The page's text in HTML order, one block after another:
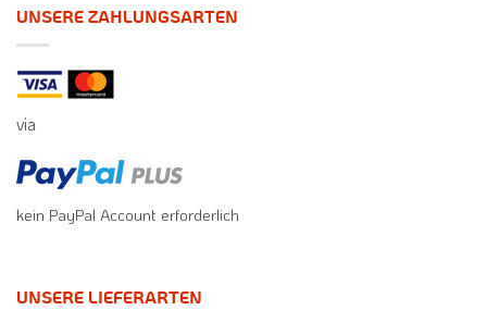
UNSERE ZAHLUNGSARTEN
via
kein PayPal Account erforderlich
UNSERE LIEFERARTEN